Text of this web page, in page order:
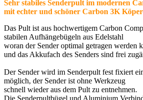
Sehr stabiles Senderpult im modernen
mit echter und schöner Carbon 3K
Das Pult ist aus hochwertigem Carbon
stabilen Aufhängebügeln aus Edelstahl
woran der Sender optimal getragen werden
und das Akkufach des Senders sind frei
Der Sender wird im Senderpult fest fixiert
möglich, der Sender ist ohne Werkzeug
schnell wieder aus dem Pult zu entnehmen.
Die Senderpultbügel und Aluminium